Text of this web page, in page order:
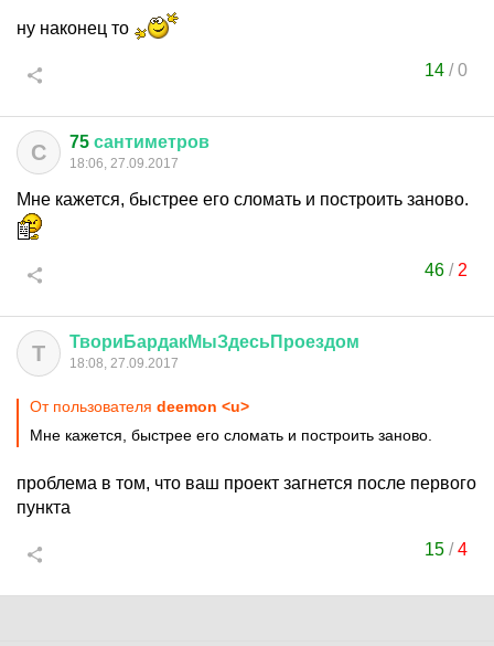
ну наконец то
14 /0
С 75 сантиметров
18:06, 27.09.2017
Мне кажется, быстрее его сломать и построить заново.
46 / 2
Т ТвориБардакМыЗдесьПроездом
18:08, 27.09.2017
От пользователя deemon <u>
Мне кажется, быстрее его сломать и построить заново.
проблема в том, что ваш проект загнется после первого
пункта
15 /4